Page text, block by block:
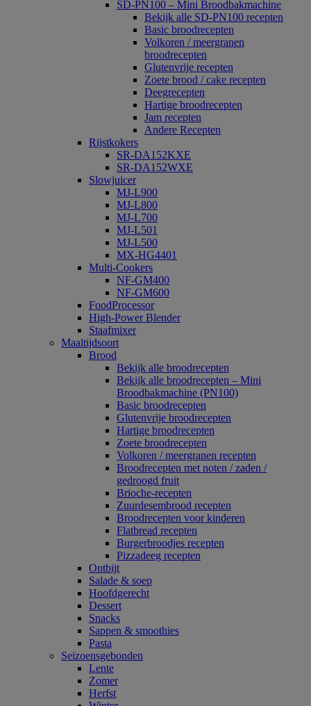
SD-PN100 – Mini Broodbakmachine
Bekijk alle SD-PN100 recepten
Basic broodrecepten
Volkoren / meergranen
broodrecepten
Glutenvrije recepten
Zoete brood / cake recepten
Deegrecepten
Hartige broodrecepten
Jam recepten
Andere Recepten
Rijstkokers
SR-DA152KXE
SR-DA152WXE
Slowjuicer
MJ-L900
MJ-L800
MJ-L700
MJ-L501
MJ-L500
MX-HG4401
Multi-Cookers
NF-GM400
NF-GM600
FoodProcessor
High-Power Blender
Staafmixer
Maaltijdsoort
Brood
Bekijk alle broodrecepten
Bekijk alle broodrecepten – Mini
Broodbakmachine (PN100)
Basic broodrecepten
Glutenvrije broodrecepten
Hartige broodrecepten
Zoete broodrecepten
Volkoren / meergranen recepten
Broodrecepten met noten / zaden /
gedroogd fruit
Brioche-recepten
Zuurdesembrood recepten
Broodrecepten voor kinderen
Flatbread recepten
Burgerbroodjes recepten
Pizzadeeg recepten
Ontbijt
Salade & soep
Hoofdgerecht
Dessert
Snacks
Sappen & smoothies
Pasta
Seizoensgebonden
Lente
Zomer
Herfst